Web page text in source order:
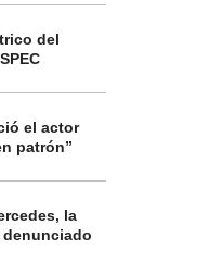
del
el actor
patrón”
la
denunciado